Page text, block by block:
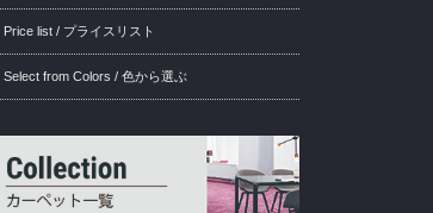
Price list / プライスリスト
Select from Colors / 色から選ぶ